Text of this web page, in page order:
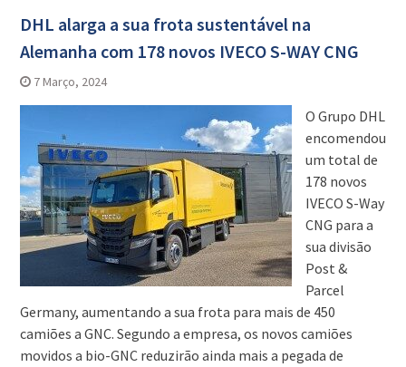
DHL alarga a sua frota sustentável na
Alemanha com 178 novos IVECO S-WAY CNG
7 Março, 2024
O Grupo DHL
encomendou
um total de
178 novos
IVECO S-Way
CNG para a
sua divisão
Post &
Parcel
Germany, aumentando a sua frota para mais de 450
camiões a GNC. Segundo a empresa, os novos camiões
movidos a bio-GNC reduzirão ainda mais a pegada de